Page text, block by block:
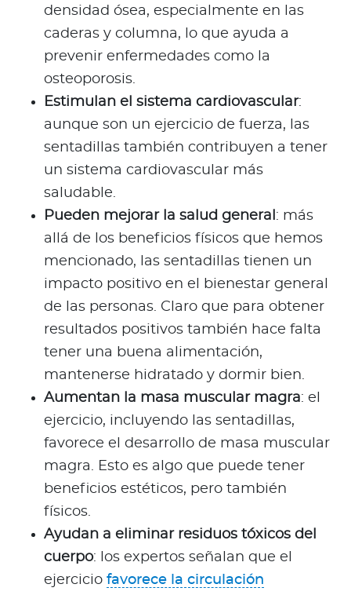
densidad ósea, especialmente en las
caderas y columna, lo que ayuda a
prevenir enfermedades como la
osteoporosis.
Estimulan el sistema cardiovascular:
aunque son un ejercicio de fuerza, las
sentadillas también contribuyen a tener
un sistema cardiovascular más
saludable.
Pueden mejorar la salud general : más
allá de los beneficios físicos que hemos
mencionado, las sentadillas tienen un
impacto positivo en el bienestar general
de las personas. Claro que para obtener
resultados positivos también hace falta
tener una buena alimentación,
mantenerse hidratado y dormir bien.
Aumentan la masa muscular magra: el
ejercicio, incluyendo las sentadillas,
favorece el desarrollo de masa muscular
magra. Esto es algo que puede tener
beneficios estéticos, pero también
físicos.
Ayudan a eliminar residuos tóxicos del
cuerpo: los expertos señalan que el
ejercicio favorece la circulación